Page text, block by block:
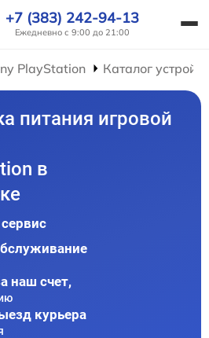
+7 (383) 242-94-13
Ежедневно с 9:00 до 21:00
PlayStation Каталог
питания игровой
в
наш счет,
курьера